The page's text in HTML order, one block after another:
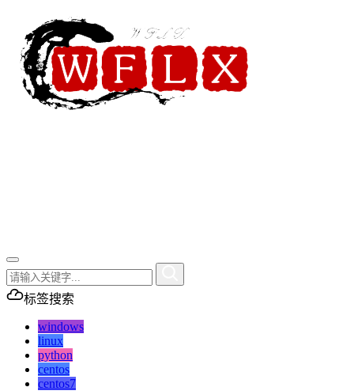
标签搜索
windows
linux
python
centos
centos7